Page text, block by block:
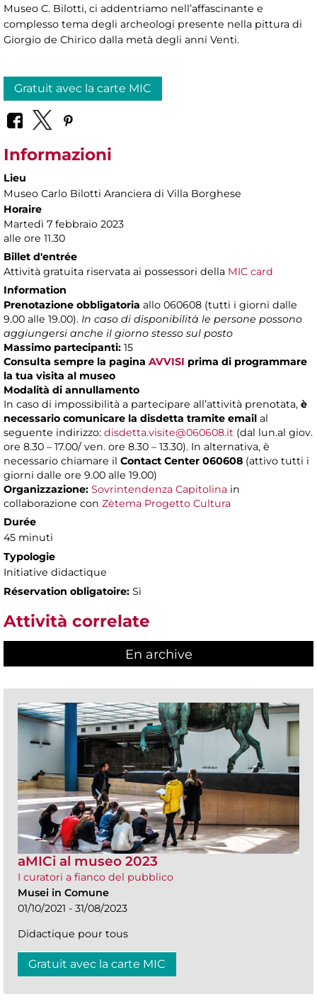
Museo C. Bilotti, ci addentriamo nell’affascinante e
complesso tema degli archeologi presente nella pittura di
Giorgio de Chirico dalla metà degli anni Venti.
Gratuit avec la carte MIC
Informazioni
Lieu
Museo Carlo Bilotti Aranciera di Villa Borghese
Horaire
Martedì 7 febbraio 2023
alle ore 11.30
Billet d'entrée
Attività gratuita riservata ai possessori della MIC card
Information
Prenotazione obbligatoria allo 060608 (tutti i giorni dalle
9.00 alle 19.00). In caso di disponibilità le persone possono
aggiungersi anche il giorno stesso sul posto
Massimo partecipanti: 15
Consulta sempre la pagina AVVISI prima di programmare
la tua visita al museo
Modalità di annullamento
In caso di impossibilità a partecipare all’attività prenotata, è
necessario comunicare la disdetta tramite email al
seguente indirizzo: disdetta.visite@060608.it (dal lun.al giov.
ore 8.30 – 17.00/ ven. ore 8.30 – 13.30). In alternativa, è
necessario chiamare il Contact Center 060608 (attivo tutti i
giorni dalle ore 9.00 alle 19.00)
Organizzazione: Sovrintendenza Capitolina in
collaborazione con Zètema Progetto Cultura
Durée
45 minuti
Typologie
Initiative didactique
Réservation obligatoire: Sì
Attività correlate
En archive
aMICi al museo 2023
I curatori a fianco del pubblico
Musei in Comune
01/10/2021 - 31/08/2023
Didactique pour tous
Gratuit avec la carte MIC